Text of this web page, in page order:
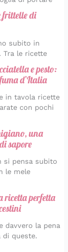
frittelle di
subito in
Tra le ricette
e pesto:
d’Italia
in tavola ricette
con pochi
una
sapore
si pensa subito
le mele
ricetta perfetta
davvero la pena
di queste.